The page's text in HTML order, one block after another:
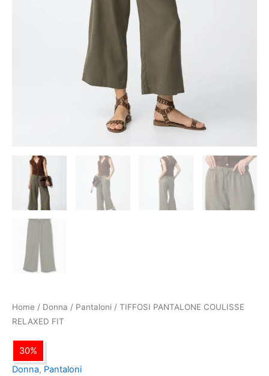
Home / Donna / Pantaloni / TIFFOSI PANTALONE COULISSE
RELAXED FIT
30%
Donna, Pantaloni